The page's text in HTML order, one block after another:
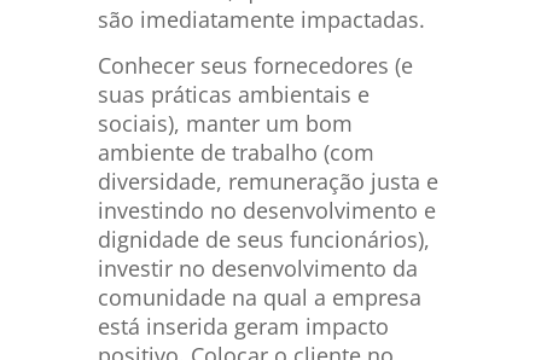
são imediatamente impactadas.
Conhecer seus fornecedores (e
suas práticas ambientais e
sociais), manter um bom
ambiente de trabalho (com
diversidade, remuneração justa e
investindo no desenvolvimento e
dignidade de seus funcionários),
investir no desenvolvimento da
comunidade na qual a empresa
está inserida geram impacto